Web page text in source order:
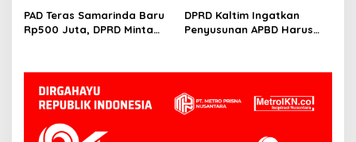
Mahakam
Teras Samarinda II
PAD Teras Samarinda Baru
Rp500 Juta, DPRD Minta
DPRD Kaltim Ingatkan
Penyusunan APBD Harus